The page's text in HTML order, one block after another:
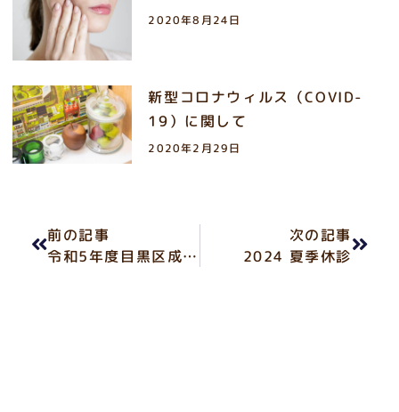
2020年8月24日
新型コロナウィルス（COVID-
19）に関して
2020年2月29日
前の記事
令和5年度目黒区成人歯科健診
次の記事
2024 夏季休診